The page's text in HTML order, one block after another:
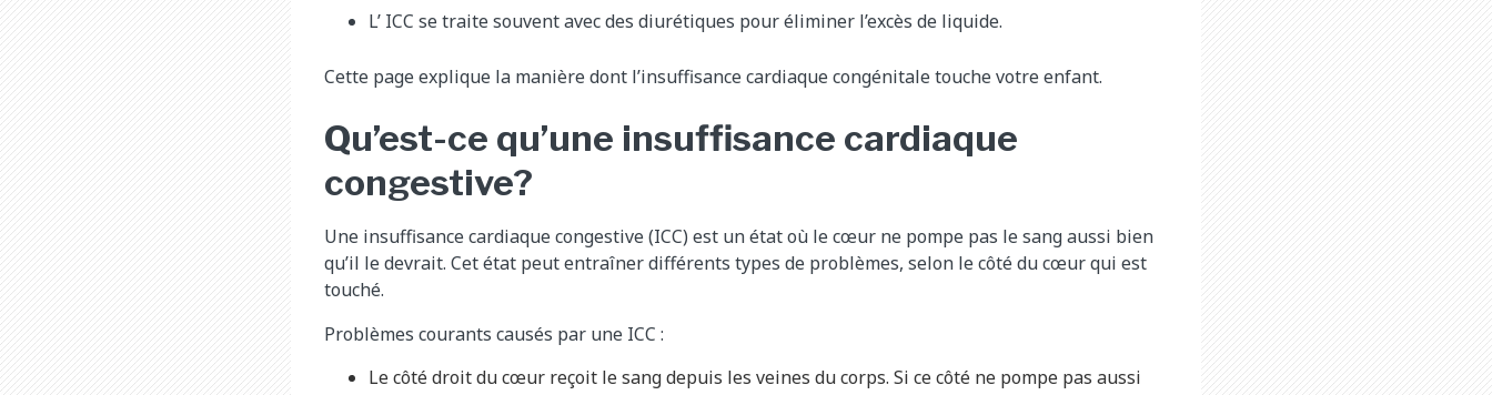
L’ ICC se traite souvent avec des diurétiques pour éliminer l’excès de liquide.
Cette page explique la manière dont l’insuffisance cardiaque congénitale touche votre enfant.
Qu’est-ce qu’une insuffisance cardiaque
congestive?
Une insuffisance cardiaque congestive (ICC) est un état où le cœur ne pompe pas le sang aussi bien
qu’il le devrait. Cet état peut entraîner différents types de problèmes, selon le côté du cœur qui est
touché.
Problèmes courants causés par une ICC :
Le côté droit du cœur reçoit le sang depuis les veines du corps. Si ce côté ne pompe pas aussi